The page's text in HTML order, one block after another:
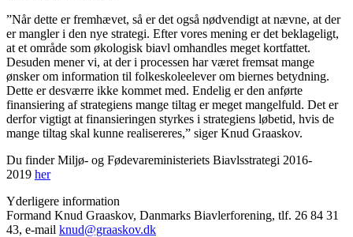
”Når dette er fremhævet, så er det også nødvendigt at nævne, at der
er mangler i den nye strategi. Efter vores mening er det beklageligt,
at et område som økologisk biavl omhandles meget kortfattet.
Desuden mener vi, at der i processen har været fremsat mange
ønsker om information til folkeskoleelever om biernes betydning.
Dette er desværre ikke kommet med. Endelig er den anførte
finansiering af strategiens mange tiltag er meget mangelfuld. Det er
derfor vigtigt at finansieringen styrkes i strategiens løbetid, hvis de
mange tiltag skal kunne realisereres,” siger Knud Graaskov.
Du finder Miljø- og Fødevareministeriets Biavlsstrategi 2016-
2019 her
Yderligere information
Formand Knud Graaskov, Danmarks Biavlerforening, tlf. 26 84 31
43, e-mail knud@graaskov.dk